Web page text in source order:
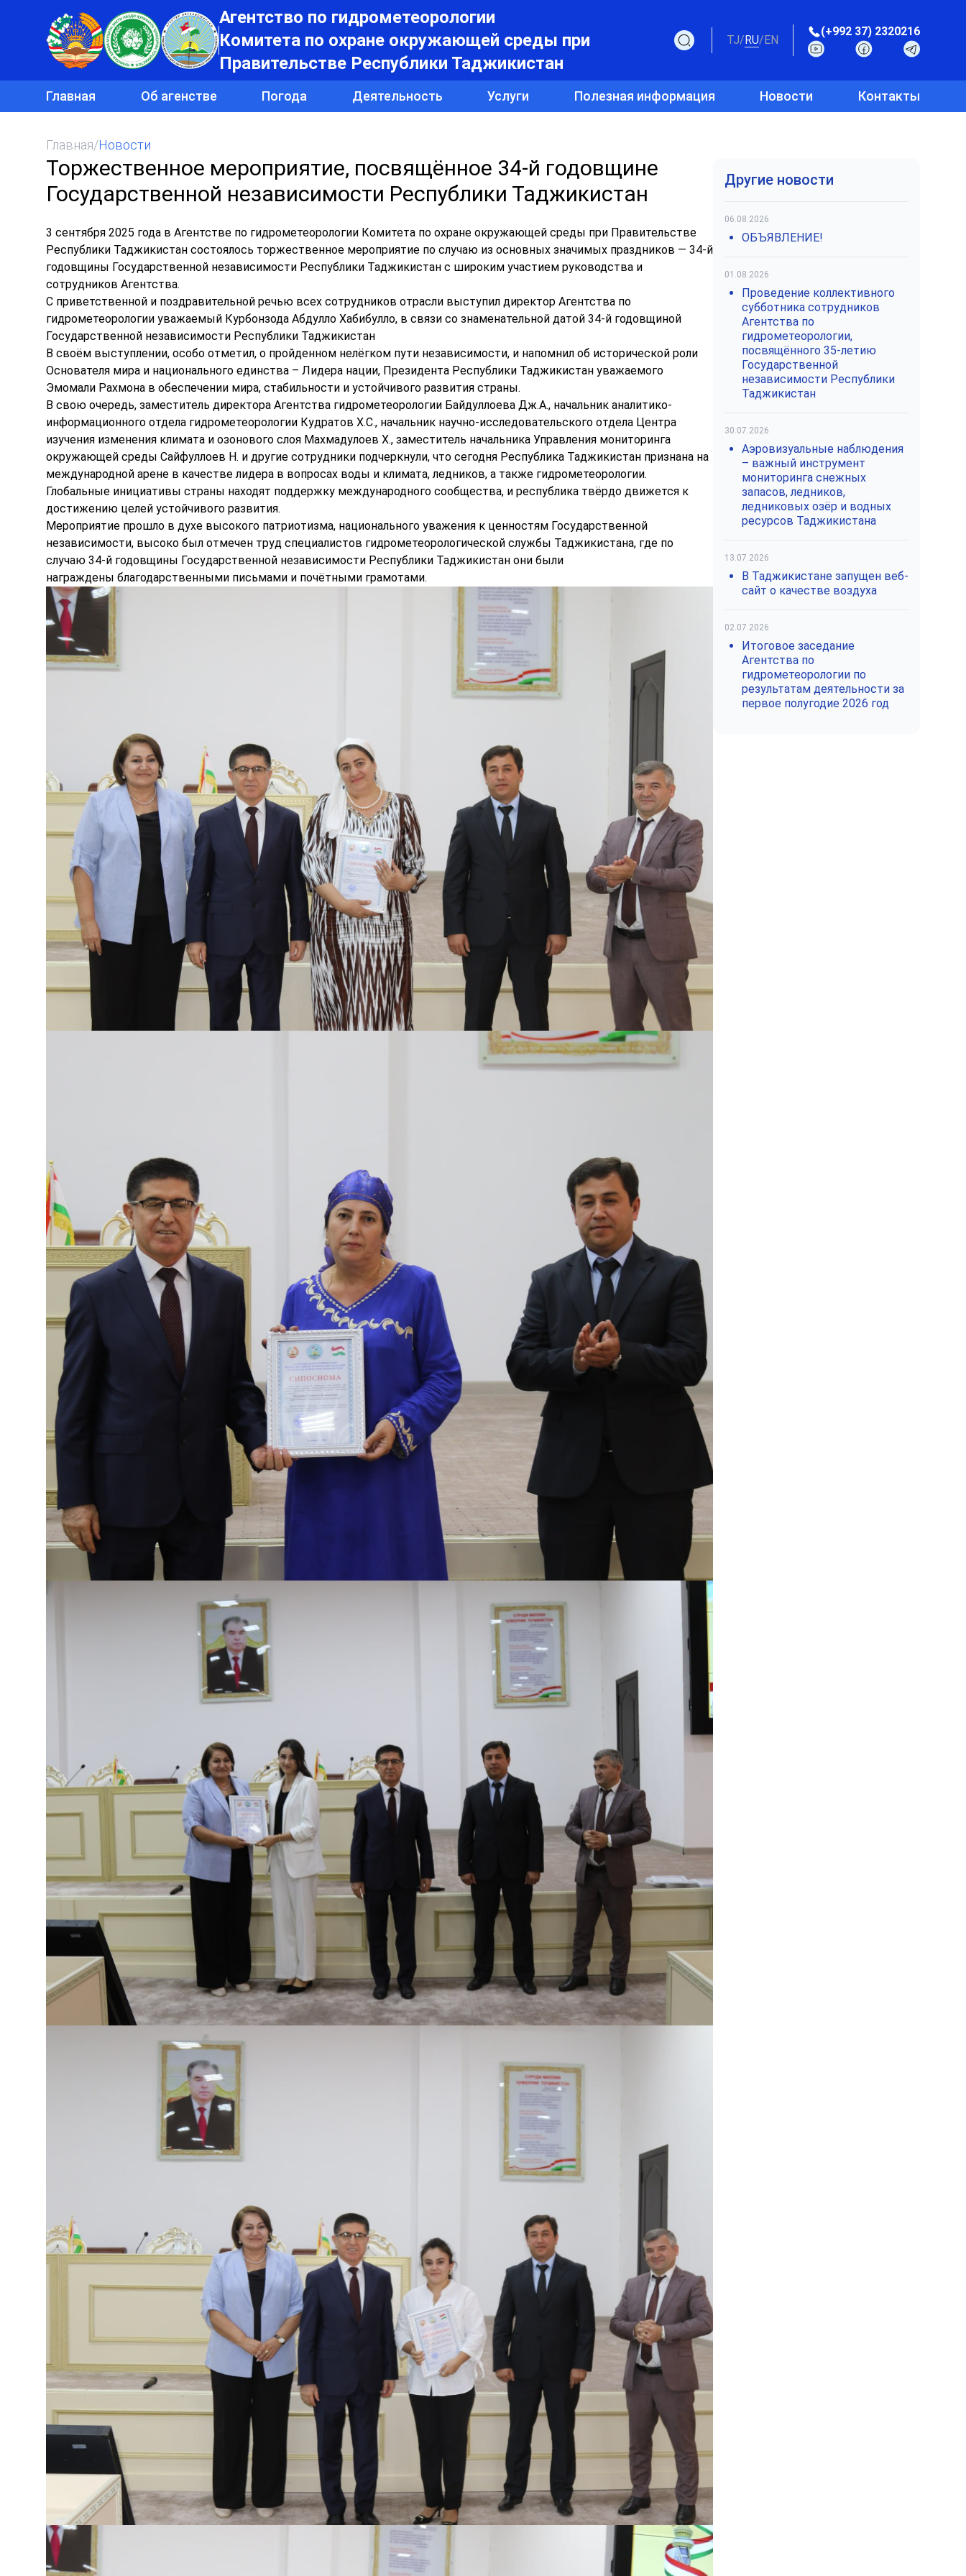
Агентство по гидрометеорологии
Комитета по охране окружающей среды при
Правительстве Республики Таджикистан
TJ/RU/EN
(+992 37) 2320216
Главная Об агенстве Погода Деятельность Услуги Полезная информация Новости Контакты
Главная/Новости
Торжественное мероприятие, посвящённое 34-й годовщине
Государственной независимости Республики Таджикистан
3 сентября 2025 года в Агентстве по гидрометеорологии Комитета по охране окружающей среды при Правительстве
Республики Таджикистан состоялось торжественное мероприятие по случаю из основных значимых праздников — 34-й
годовщины Государственной независимости Республики Таджикистан с широким участием руководства и
сотрудников Агентства.
С приветственной и поздравительной речью всех сотрудников отрасли выступил директор Агентства по
гидрометеорологии уважаемый Курбонзода Абдулло Хабибулло, в связи со знаменательной датой 34-й годовщиной
Государственной независимости Республики Таджикистан
В своём выступлении, особо отметил, о пройденном нелёгком пути независимости, и напомнил об исторической роли
Основателя мира и национального единства – Лидера нации, Президента Республики Таджикистан уважаемого
Эмомали Рахмона в обеспечении мира, стабильности и устойчивого развития страны.
В свою очередь, заместитель директора Агентства гидрометеорологии Байдуллоева Дж.А., начальник аналитико-
информационного отдела гидрометеорологии Кудратов Х.С., начальник научно-исследовательского отдела Центра
изучения изменения климата и озонового слоя Махмадулоев Х., заместитель начальника Управления мониторинга
окружающей среды Сайфуллоев Н. и другие сотрудники подчеркнули, что сегодня Республика Таджикистан признана на
международной арене в качестве лидера в вопросах воды и климата, ледников, а также гидрометеорологии.
Глобальные инициативы страны находят поддержку международного сообщества, и республика твёрдо движется к
достижению целей устойчивого развития.
Мероприятие прошло в духе высокого патриотизма, национального уважения к ценностям Государственной
независимости, высоко был отмечен труд специалистов гидрометеорологической службы Таджикистана, где по
случаю 34-й годовщины Государственной независимости Республики Таджикистан они были
награждены благодарственными письмами и почётными грамотами.
Другие новости
06.08.2026
ОБЪЯВЛЕНИЕ!
01.08.2026
Проведение коллективного
субботника сотрудников
Агентства по
гидрометеорологии,
посвящённого 35-летию
Государственной
независимости Республики
Таджикистан
30.07.2026
Аэровизуальные наблюдения
– важный инструмент
мониторинга снежных
запасов, ледников,
ледниковых озёр и водных
ресурсов Таджикистана
13.07.2026
В Таджикистане запущен веб-
сайт о качестве воздуха
02.07.2026
Итоговое заседание
Агентства по
гидрометеорологии по
результатам деятельности за
первое полугодие 2026 год